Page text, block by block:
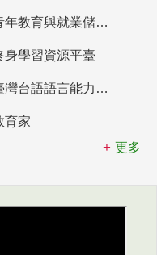
青年教育與就業儲蓄帳戶
身學習資源平臺
臺灣台語語言能力認證網站
育家
更多